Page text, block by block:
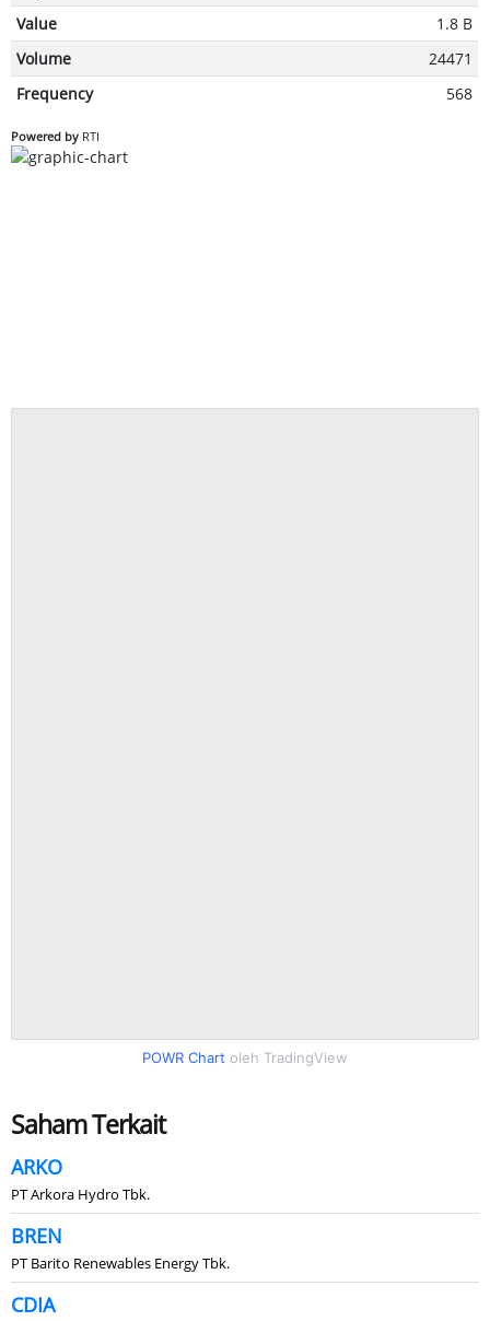
Value
1.8 B
Volume
24471
Frequency
568
Powered by RTI
POWR Chart oleh TradingView
Saham Terkait
ARKO
PT Arkora Hydro Tbk.
BREN
PT Barito Renewables Energy Tbk.
CDIA